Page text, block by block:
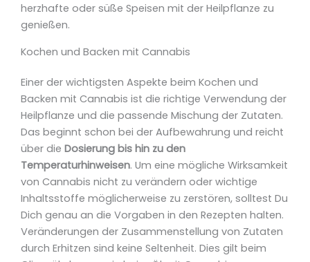
herzhafte oder süße Speisen mit der Heilpflanze zu
genießen.
Kochen und Backen mit Cannabis
Einer der wichtigsten Aspekte beim Kochen und
Backen mit Cannabis ist die richtige Verwendung der
Heilpflanze und die passende Mischung der Zutaten.
Das beginnt schon bei der Aufbewahrung und reicht
über die Dosierung bis hin zu den
Temperaturhinweisen. Um eine mögliche Wirksamkeit
von Cannabis nicht zu verändern oder wichtige
Inhaltsstoffe möglicherweise zu zerstören, solltest Du
Dich genau an die Vorgaben in den Rezepten halten.
Veränderungen der Zusammenstellung von Zutaten
durch Erhitzen sind keine Seltenheit. Dies gilt beim